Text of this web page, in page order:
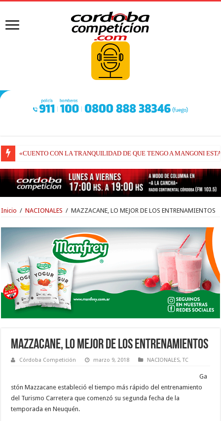
«CUENTO CON LA TRANQUILIDAD DE QUE TENGO A MANGONI
FIN DE SEMANA DE REGRESO PARA EL TC2000: VUELVE A CORRER
Inicio / NACIONALES / MAZZACANE, LO MEJOR DE LOS ENTRENAMIENTOS
MAZZACANE, LO MEJOR DE LOS ENTRENAMIENTOS
Córdoba Competición marzo 9, 2018 NACIONALES,TC
Ga
stón Mazzacane estableció el tiempo más rápido del entrenamiento
del Turismo Carretera que comenzó su segunda fecha de la
temporada en Neuquén.